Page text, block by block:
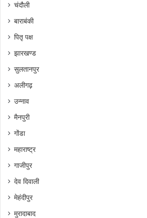
चंदौली
बाराबंकी
पितृ पक्ष
झारखण्ड
सुलतानपुर
अलीगढ़
उन्नाव
मैनपुरी
गोंडा
महाराष्ट्र
गाजीपुर
देव दिवाली
मेहंदीपुर
मुरादाबाद